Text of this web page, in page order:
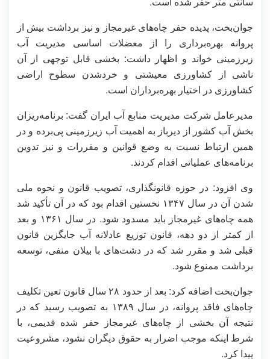
جوان‌بخت، پدیده حفر چاه‌های غیرمجاز و نیز برداشت بیش از
پروانه بهره‌برداری را از معضلات اساسی مدیریت آب
زیرزمینی خواند و اظهار داشت: بخشی قابل توجهی از آن
ناشی از کشاورزی معیشتی و خردشدن سطوح اراضی
کشاورزی در اختیار بهره‌برداران است.
مدیرعامل شرکت مدیریت منابع آب ایران گفت: برنامه‌ریزان
بخش آب کشور از دیرباز به اهمیت آب زیرزمینی پی‌برده و در
همین ارتباط نسبت به وضع قوانین و مقررات و نیز تدوین
برنامه‌های عملیاتی اقدام کردند.
وی افزود: در حوزه قانونگذاری، تصویب قانون و نحوه ملی
شدن آن در سال ۱۳۴۷ نخستین اقدام بود که در آن تأکید شد
همه چاه‌های غیرمجاز باید مسدود شود. در سال ۱۳۶۱ و بعد
از کمتر از دو دهه، قانون توزیع عادلانه آب جایگزین قانون
قبلی شد و مقرر شد که در دشت‌های با بیلان منفی، توسعه
برداشت ممنوع شود.
جوان‌بخت اضافه کرد: بعد از حدود ۲۸ سال قانون تعین تکلیف
چاه‌های فاقد پروانه، در سال ۱۳۸۹ به تصویب رسید که در
نتیجه آن بخشی از چاه‌های غیرمجاز حفر شده قدیمی، با
شرط اینکه موجب اضرار به حقوق دیگران نشود، مشروعیت
پیدا کرد.